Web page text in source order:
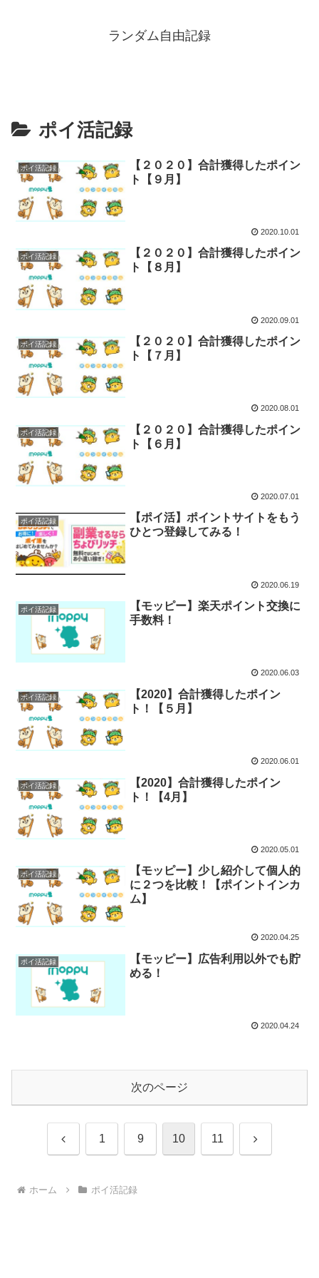
ランダム自由記録
ポイ活記録
ポイ活記録
【２０２０】合計獲得したポイン
ト【９月】
2020.10.01
ポイ活記録
【２０２０】合計獲得したポイン
ト【８月】
2020.09.01
ポイ活記録
【２０２０】合計獲得したポイン
ト【７月】
2020.08.01
ポイ活記録
【２０２０】合計獲得したポイン
ト【６月】
2020.07.01
ポイ活記録
【ポイ活】ポイントサイトをもう
ひとつ登録してみる！
2020.06.19
ポイ活記録
【モッピー】楽天ポイント交換に
手数料！
2020.06.03
ポイ活記録
【2020】合計獲得したポイン
ト！【５月】
2020.06.01
ポイ活記録
【2020】合計獲得したポイン
ト！【4月】
2020.05.01
ポイ活記録
【モッピー】少し紹介して個人的
に２つを比較！【ポイントインカ
ム】
2020.04.25
ポイ活記録
【モッピー】広告利用以外でも貯
める！
2020.04.24
次のページ
前 1 9 10 11 次
ホーム ポイ活記録